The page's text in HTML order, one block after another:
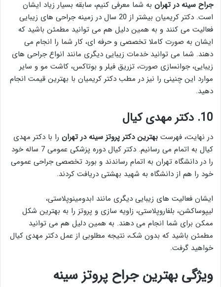
جراح سينه در تهران به شما معرفی کنیم، سابقه بسیار زیاد ایشان
است. دکتر کریمیان بیشتر از 20 سال در زمینه جراحی های زیبایی
فعالیت می کنند و به همین دلیل هم می توانید مطمئن باشید که
ایشان به صورت کاملا تخصصی و حرفه ای، کار شما را انجام می
دهند. شما می توانید خدمات زیبایی دیگری مانند انواع جراحی های
زیبایی، جوانسازی صورت، تزریق فیلر و بوتاکس، کاشت مو و سایر
موارد این چنینی را نیز در مطب دکتر کریمیان با بهترین قیمت انجام
دهید.
10. دکتر مهدی کیال
در نهایت، فهرست بهترين دكتر پروتز سينه در تهران را با دکتر مهدی
کیال به اتمام می رسانیم. دکتر کیال دوره پزشکی عمومی 7 ساله خود
را در دانشگاه تهران به اتمام رساندند و بورد تخصصی جراحی عمومی
خود را هم از دانشگاه به شهید بهشتی دریافت کردند.
ایشان فعالیت های زیبایی دیگری مانند ابدومینوپلاستی،
لیپوساکشن، بلفاروپلاستی، زاویه سازی و پروتز را به بهترین شکل
ممکن برای شما انجام می دهند. به همین دلیل هم می توانید
مطمئن باشید که بدون شک، نتیجه مطلوبی از عمل دکتر مهدی کیال
خواهید گرفت.
ویژگی بهترین جراح پروتز سینه